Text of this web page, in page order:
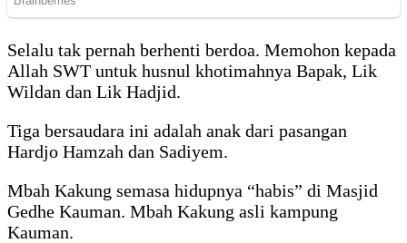
Selalu tak pernah berhenti berdoa. Memohon kepada
Allah SWT untuk husnul khotimahnya Bapak, Lik
Wildan dan Lik Hadjid.
Tiga bersaudara ini adalah anak dari pasangan
Hardjo Hamzah dan Sadiyem.
Mbah Kakung semasa hidupnya “habis” di Masjid
Gedhe Kauman. Mbah Kakung asli kampung
Kauman.